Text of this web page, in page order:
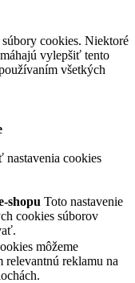
cookies. Niektoré
vylepšiť tento
všetkých
nastavenia cookies
shopu Toto nastavenie
cookies súborov
môžeme
reklamu na